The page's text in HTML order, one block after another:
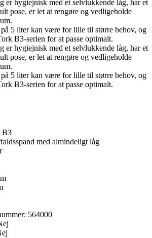
er hygiejnisk med et selvlukkende låg, har et
pose, er let at rengøre og vedligeholde
5 liter kan være for lille til større behov, og
B3-serien for at passe optimalt.
er hygiejnisk med et selvlukkende låg, har et
pose, er let at rengøre og vedligeholde
5 liter kan være for lille til større behov, og
B3-serien for at passe optimalt.
B3
med almindeligt låg
564000